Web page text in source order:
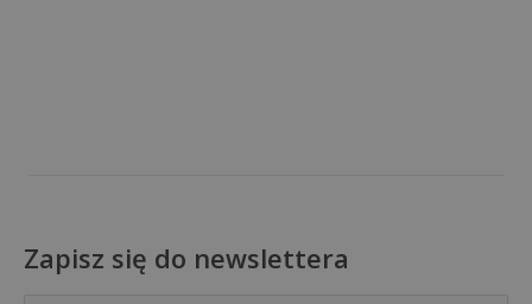
Zapisz się do newslettera